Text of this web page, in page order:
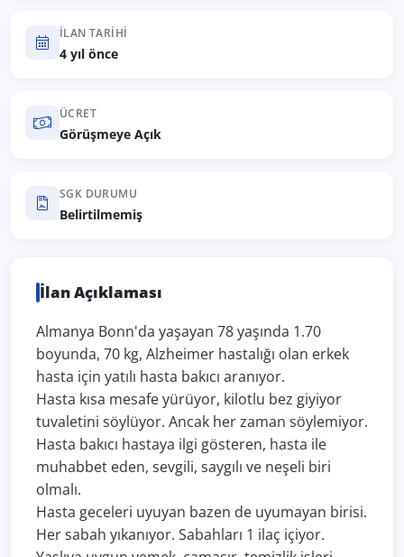
İLAN TARIHI
4 yıl önce
ÜCRET
Görüşmeye Açık
SGK DURUMU
Belirtilmemiş
İlan Açıklaması
Almanya Bonn'da yaşayan 78 yaşında 1.70
boyunda, 70 kg, Alzheimer hastalığı olan erkek
hasta için yatılı hasta bakıcı aranıyor.
Hasta kısa mesafe yürüyor, kilotlu bez giyiyor
tuvaletini söylüyor. Ancak her zaman söylemiyor.
Hasta bakıcı hastaya ilgi gösteren, hasta ile
muhabbet eden, sevgili, saygılı ve neşeli biri
olmalı.
Hasta geceleri uyuyan bazen de uyumayan birisi.
Her sabah yıkanıyor. Sabahları 1 ilaç içiyor.